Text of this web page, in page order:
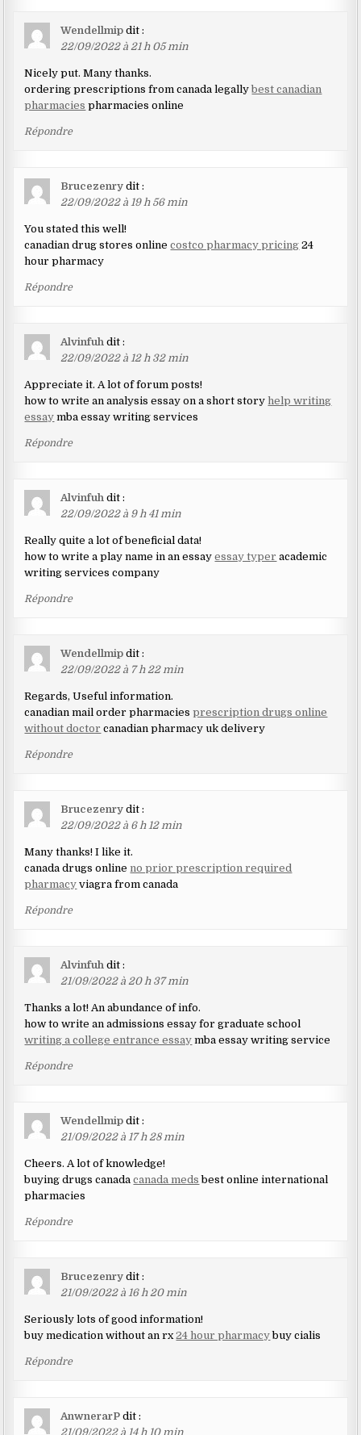
Wendellmip dit :
22/09/2022 à 21 h 05 min
Nicely put. Many thanks.
ordering prescriptions from canada legallybest canadian
pharmacies pharmacies online
Répondre
Brucezenry dit :
22/09/2022 à 19 h 56 min
You stated this well!
canadian drug stores onlinecostco pharmacy pricing 24
hour pharmacy
Répondre
Alvinfuh dit :
22/09/2022 à 12 h 32 min
Appreciate it. A lot of forum posts!
how to write an analysis essay on a short story help writing
essay mba essay writing services
Répondre
Alvinfuh dit :
22/09/2022 à 9 h 41 min
Really quite a lot of beneficial data!
how to write a play name in an essayessay typer academic
writing services company
Répondre
Wendellmip dit :
22/09/2022 à 7 h 22 min
Regards, Useful information.
canadian mail order pharmaciesprescription drugs online
without doctor canadian pharmacy uk delivery
Répondre
Brucezenry dit :
22/09/2022 à 6 h 12 min
Many thanks! I like it.
canada drugs onlineno prior prescription required
pharmacy viagra from canada
Répondre
Alvinfuh dit :
21/09/2022 à 20 h 37 min
Thanks a lot! An abundance of info.
how to write an admissions essay for graduate school
writing a college entrance essay mba essay writing service
Répondre
Wendellmip dit :
21/09/2022 à 17 h 28 min
Cheers. A lot of knowledge!
buying drugs canadacanada meds best online international
pharmacies
Répondre
Brucezenry dit :
21/09/2022 à 16 h 20 min
Seriously lots of good information!
buy medication without an rx24 hour pharmacybuy cialis
Répondre
AnwnerarP dit :
21/09/2022 à 14 h 10 min